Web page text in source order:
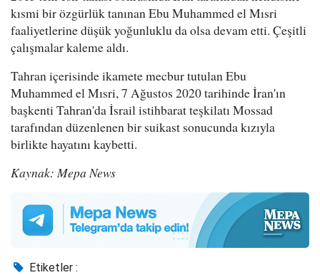
kısmi bir özgürlük tanınan Ebu Muhammed el Mısri
faaliyetlerine düşük yoğunluklu da olsa devam etti. Çeşitli
çalışmalar kaleme aldı.
Tahran içerisinde ikamete mecbur tutulan Ebu
Muhammed el Mısri, 7 Ağustos 2020 tarihinde İran'ın
başkenti Tahran'da İsrail istihbarat teşkilatı Mossad
tarafından düzenlenen bir suikast sonucunda kızıyla
birlikte hayatını kaybetti.
Kaynak: Mepa News
Etiketler :